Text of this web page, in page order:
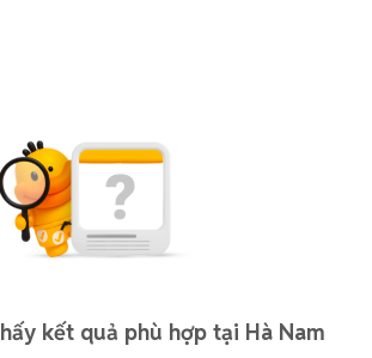
kết quả phù hợp tại Hà Nam